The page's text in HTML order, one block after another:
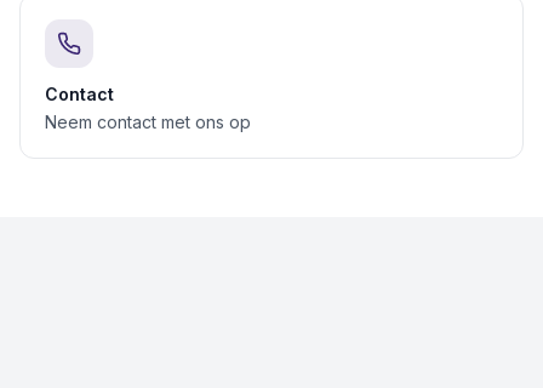
Contact
Neem contact met ons op